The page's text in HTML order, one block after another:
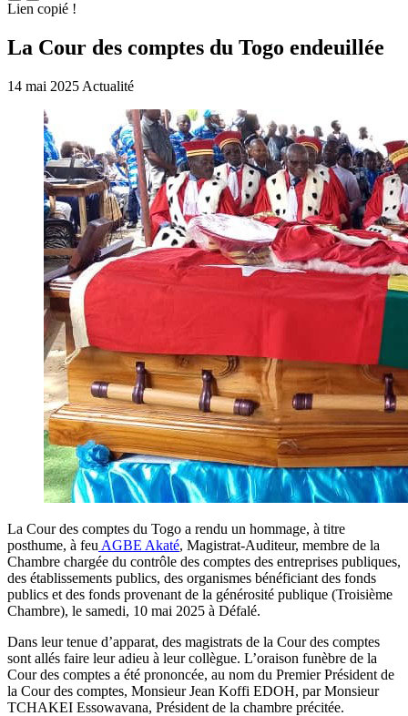
Lien copié !
La Cour des comptes du Togo endeuillée
14 mai 2025 Actualité
La Cour des comptes du Togo a rendu un hommage, à titre
posthume, à feu AGBE Akaté, Magistrat-Auditeur, membre de la
Chambre chargée du contrôle des comptes des entreprises publiques,
des établissements publics, des organismes bénéficiant des fonds
publics et des fonds provenant de la générosité publique (Troisième
Chambre), le samedi, 10 mai 2025 à Défalé.
Dans leur tenue d’apparat, des magistrats de la Cour des comptes
sont allés faire leur adieu à leur collègue. L’oraison funèbre de la
Cour des comptes a été prononcée, au nom du Premier Président de
la Cour des comptes, Monsieur Jean Koffi EDOH, par Monsieur
TCHAKEI Essowavana, Président de la chambre précitée.